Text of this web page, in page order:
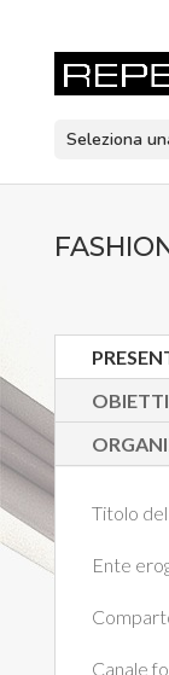
Seleziona
Titolo
Ente
Canale